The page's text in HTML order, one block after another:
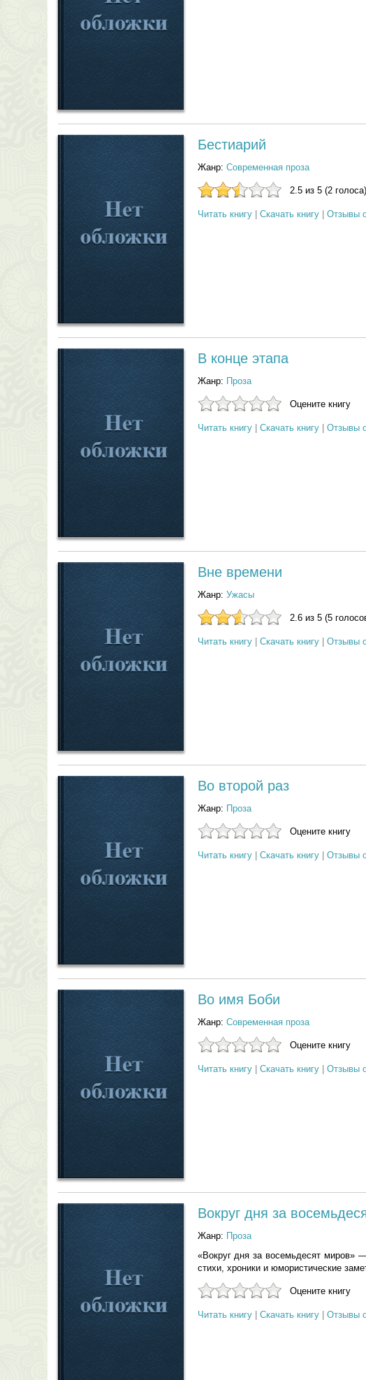
Бестиарий
Жанр: Современная проза
2.5 из 5 (2 голоса)
Читать книгу| Скачать книгу| Отзывы
В конце этапа
Жанр: Проза
Оцените книгу
Читать книгу| Скачать книгу| Отзывы
Вне времени
Жанр: Ужасы
2.6 из 5 (5
Читать книгу| Скачать книгу| Отзывы
Во второй раз
Жанр: Проза
Оцените книгу
Читать книгу| Скачать книгу| Отзывы
Во имя Боби
Жанр: Современная проза
Оцените книгу
Читать книгу| Скачать книгу| Отзывы
Вокруг дня за
Жанр: Проза
«Вокруг дня за восемьдесят миров»
стихи, хроники и юмористические
Оцените книгу
Читать книгу| Скачать книгу| Отзывы